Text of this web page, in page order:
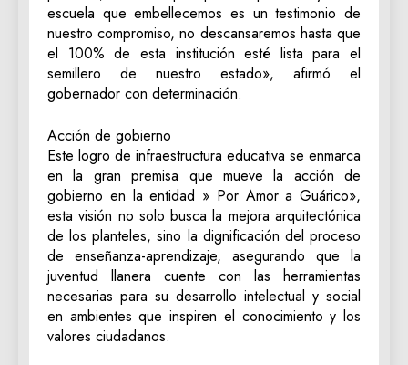
escuela que embellecemos es un testimonio de
nuestro compromiso, no descansaremos hasta que
el 100% de esta institución esté lista para el
semillero de nuestro estado», afirmó el
gobernador con determinación.
‎Acción de gobierno
‎Este logro de infraestructura educativa se enmarca
en la gran premisa que mueve la acción de
gobierno en la entidad » Por Amor a Guárico»,
esta visión no solo busca la mejora arquitectónica
de los planteles, sino la dignificación del proceso
de enseñanza-aprendizaje, asegurando que la
juventud llanera cuente con las herramientas
necesarias para su desarrollo intelectual y social
en ambientes que inspiren el conocimiento y los
valores ciudadanos.